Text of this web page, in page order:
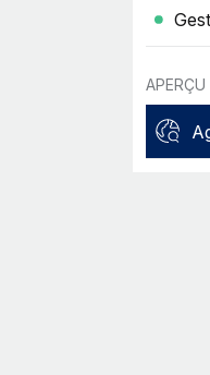
APERÇU